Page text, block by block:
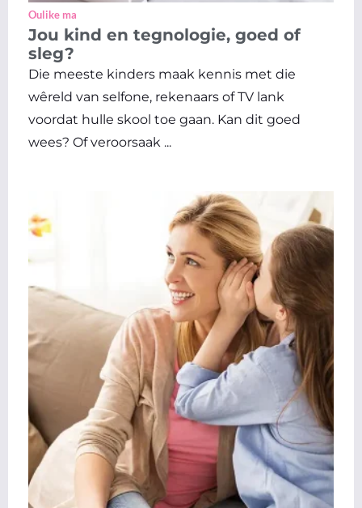
Oulike ma
Jou kind en tegnologie, goed of
sleg?
Die meeste kinders maak kennis met die
wêreld van selfone, rekenaars of TV lank
voordat hulle skool toe gaan. Kan dit goed
wees? Of veroorsaak ...